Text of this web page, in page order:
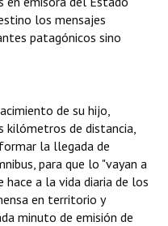
los mensajes
patagónicos sino
de su hijo,
kilómetros de distancia,
la llegada de
para que lo "vayan a
hace a la vida diaria de los
en territorio y
minuto de emisión de